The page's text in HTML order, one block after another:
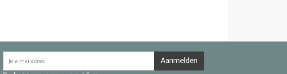
Aanmelden